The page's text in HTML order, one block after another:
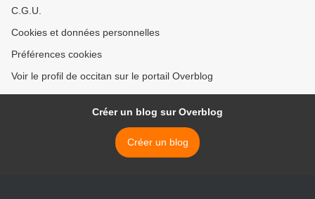
C.G.U.
Cookies et données personnelles
Préférences cookies
Voir le profil de occitan sur le portail Overblog
Créer un blog sur Overblog
Créer un blog